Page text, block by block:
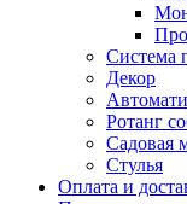
Система
Декор
Ротанг
Садовая
Стулья
Оплата и